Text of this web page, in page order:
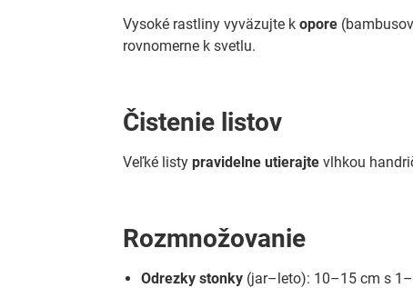
Vysoké rastliny vyväzujte kopore
rovnomerne k svetlu.
Čistenie listov
Veľké listypravidelne utierajte vlhkou
Rozmnožovanie
Odrezky stonky (jar–leto): 10–15 cm s